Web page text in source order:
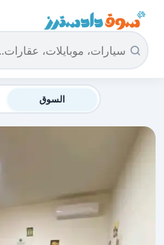
سوق دادسترز الرئيسية
السوق